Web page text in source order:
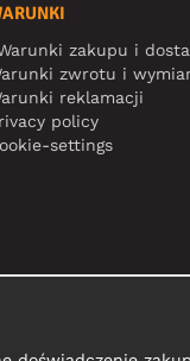
zakupu i
zwrotu i
reklamacji
policy
settings